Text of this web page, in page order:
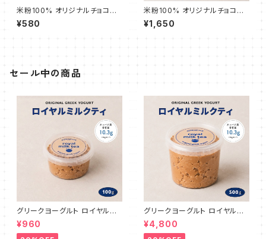
米粉100% オリジナルチョコチ
ャンククッキー 1枚
¥580
米粉100% オリジナルチョコチ
ャンククッキー 3枚
¥1,650
セール中の商品
グリークヨーグルト ロイヤルミ
ルクティ 100g
¥960
グリークヨーグルト ロイヤルミ
ルクティ 500g
¥4,800